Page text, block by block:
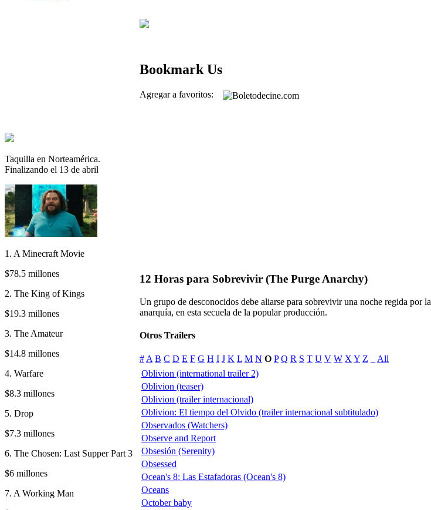
Taquilla en Norteamérica.
Finalizando el 13 de abril
1. A Minecraft Movie
$78.5 millones
2. The King of Kings
$19.3 millones
3. The Amateur
$14.8 millones
4. Warfare
$8.3 millones
5. Drop
$7.3 millones
6. The Chosen: Last Supper Part 3
$6 millones
7. A Working Man
Bookmark Us
Agregar a favoritos:
12 Horas para Sobrevivir (The Purge Anarchy)
Un grupo de desconocidos debe aliarse para sobrevivir una noche regida por la
anarquía, en esta secuela de la popular producción.
Otros Trailers
# A B C D E F G H I J K L M N O P Q R S T U V W X Y Z
All
Oblivion (international trailer 2)
Oblivion (teaser)
Oblivion (trailer internacional)
Oblivion: El tiempo del Olvido (trailer internacional subtitulado)
Observados (Watchers)
Observe and Report
Obsesión (Serenity)
Obsessed
Ocean's 8: Las Estafadoras (Ocean's 8)
Oceans
October baby